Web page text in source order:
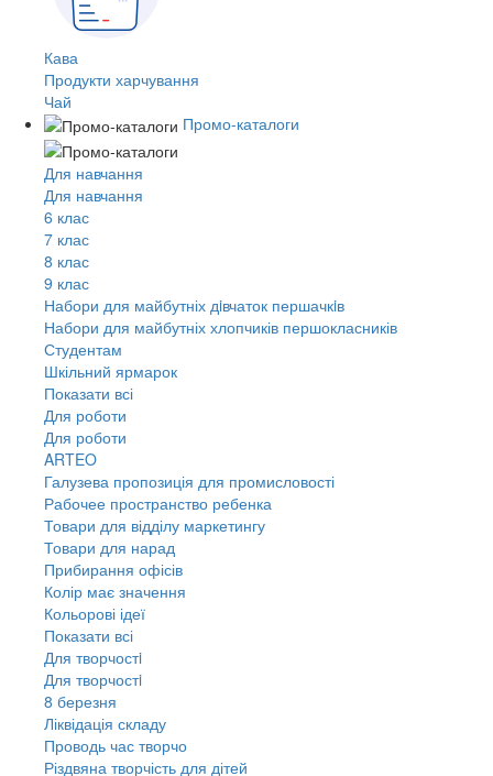
Кава
Продукти харчування
Чай
Промо-каталоги
Для навчання
Для навчання
6 клас
7 клас
8 клас
9 клас
Набори для майбутніх дiвчаток першачкiв
Набори для майбутніх хлопчиків першокласників
Студентам
Шкільний ярмарок
Показати всі
Для роботи
Для роботи
ARTEO
Галузева пропозиція для промисловості
Рабочее пространство ребенка
Товари для відділу маркетингу
Товари для нарад
Прибирання офісів
Колір має значення
Кольорові ідеї
Показати всі
Для творчостi
Для творчостi
8 березня
Ліквідація складу
Проводь час творчо
Різдвяна творчість для дітей